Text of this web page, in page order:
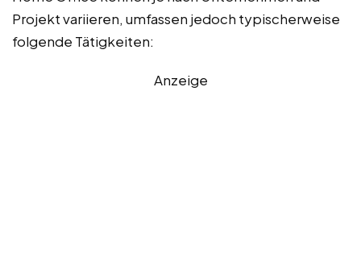
Projekt variieren, umfassen jedoch typischerweise
folgende Tätigkeiten:
Anzeige